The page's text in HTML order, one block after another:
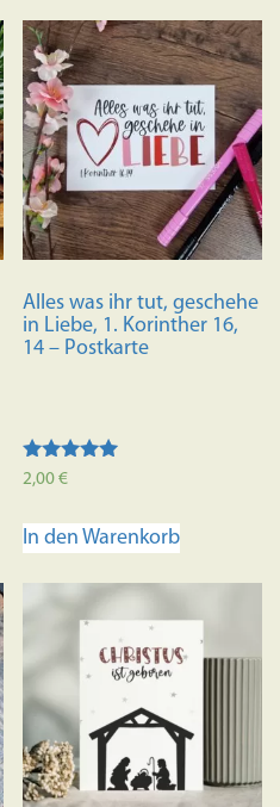
Alles was ihr tut, geschehe
in Liebe, 1. Korinther 16,
14 – Postkarte
Bewertet mit
2,00€
In den Warenkorb